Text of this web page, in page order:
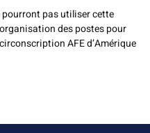
pourront pas utiliser cette
des postes pour
AFE d’Amérique